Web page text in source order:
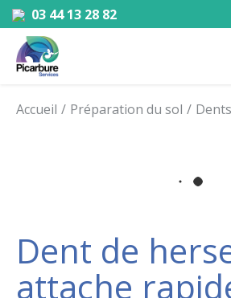
03 44 13 28 82
Accueil Préparation du sol
Dent de
attache